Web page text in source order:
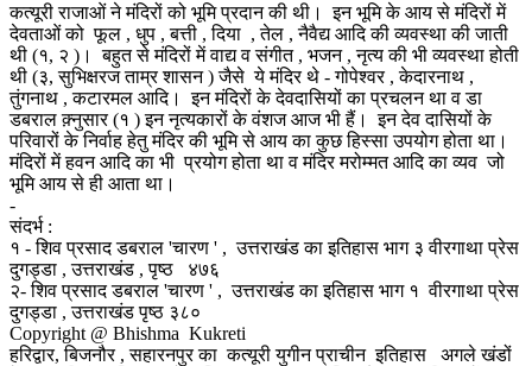
कत्यूरी राजाओं ने मंदिरों को भूमि प्रदान की थी। इन भूमि के आय से मंदिरों में
देवताओं को फूल , धुप , बत्ती , दिया , तेल , नैवैद्य आदि की व्यवस्था की जाती
थी (१, २ )। बहुत से मंदिरों में वाद्य व संगीत , भजन , नृत्य की भी व्यवस्था होती
थी (३, सुभिक्षरज ताम्र शासन ) जैसे ये मंदिर थे - गोपेश्वर , केदारनाथ ,
तुंगनाथ , कटारमल आदि। इन मंदिरों के देवदासियों का प्रचलन था व डा
डबराल क़्नुसार (१ ) इन नृत्यकारों के वंशज आज भी हैं। इन देव दासियों के
परिवारों के निर्वाह हेतु मंदिर की भूमि से आय का कुछ हिस्सा उपयोग होता था।
मंदिरों में हवन आदि का भी प्रयोग होता था व मंदिर मरोम्मत आदि का व्यव जो
भूमि आय से ही आता था।
-
संदर्भ :
१ - शिव प्रसाद डबराल 'चारण ' , उत्तराखंड का इतिहास भाग ३ वीरगाथा प्रेस
दुगड्डा , उत्तराखंड , पृष्ठ ४७६
२- शिव प्रसाद डबराल 'चारण ' , उत्तराखंड का इतिहास भाग १ वीरगाथा प्रेस
दुगड्डा , उत्तराखंड पृष्ठ ३८०
Copyright @ Bhishma Kukreti
हरिद्वार, बिजनौर , सहारनपुर का कत्यूरी युगीन प्राचीन इतिहास अगले खंडों